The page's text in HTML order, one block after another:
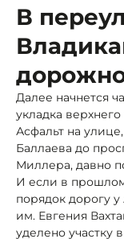
В
Далее начнется
укладка
Асфальт на улице,
Баллаева до
Миллера, давно
И если в
порядок дорогу у
им. Евгения
уделено участку